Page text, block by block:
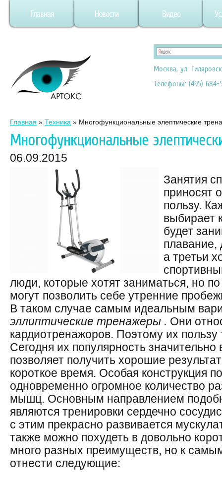
Главная Новости Видео
Москва, ул.
Телефоны: (495) 684-
Главная » Техника » Многофункциональные элептические
Многофункциональные
06.09.2015
Занятия
приносят
пользу.
выбирает
будет
плавание,
а третьи
люди, которые хотят заниматься, но
могут позволить себе утренние
В таком случае самым идеальным
эллиптические тренажеры . Они
кардиотренажоров. Поэтому их пользу
Сегодня их популярность значительно
позволяет получить хорошие
короткое время. Особая конструкция
одновременно огромное количество
мышц. Основным направлением
являются тренировки сердечно
с этим прекрасно развивается
также можно похудеть в довольно
много разных преимуществ, но к
отнести следующие: